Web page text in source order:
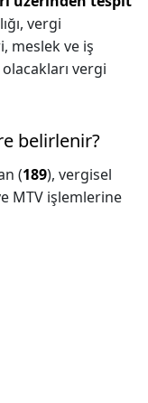
vergi
meslek ve iş
vergi
belirlenir?
(189), vergisel
MTV işlemlerine